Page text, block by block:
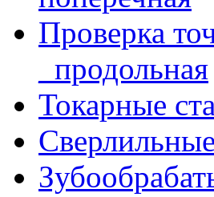
Проверка
_продольная
Токарные